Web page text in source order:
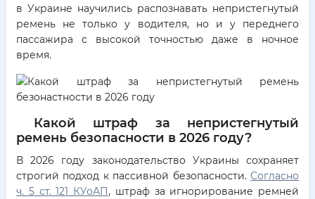
в Украине научились распознавать непристегнутый
ремень не только у водителя, но и у переднего
пассажира с высокой точностью даже в ночное
время.
Какой штраф за непристегнутый
ремень безопасности в 2026 году?
В 2026 году законодательство Украины сохраняет
строгий подход к пассивной безопасности. Согласно
ч. 5 ст. 121 КУоАП, штраф за игнорирование ремней